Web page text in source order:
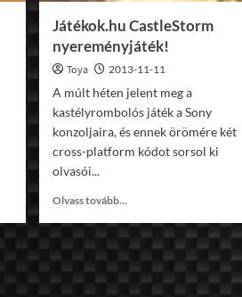
Játékok.hu CastleStorm
nyereményjáték!
Toya 2013-11-11
A múlt héten jelent meg a
kastélyrombolós játék a Sony
konzoljaira, és ennek örömére két
cross-platform kódot sorsol ki
olvasói...
Olvass tovább...
Játékok.hu
nyereményjáték!